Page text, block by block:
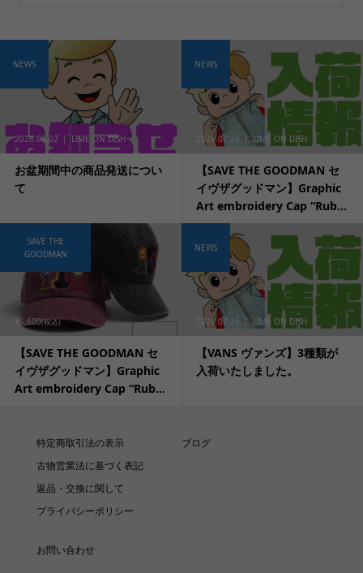
2026.08.02 LIME ON DISH
お盆期間中の商品発送につい
て
NEWS
2026.07.29 LIME ON DISH
【SAVE THE GOODMAN セ
イヴザグッドマン】Graphic
Art embroidery Cap “Rub...
NEWS
¥6,600(税込)
【SAVE THE GOODMAN セ
イヴザグッドマン】Graphic
Art embroidery Cap “Rub...
SAVE THE
GOODMAN
2026.07.25 LIME ON DISH
【VANS ヴァンズ】3種類が
入荷いたしました。
NEWS
特定商取引法の表示
古物営業法に基づく表記
返品・交換に関して
プライバシーポリシー
ブログ
お問い合わせ